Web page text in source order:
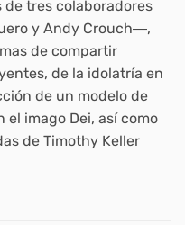
tres colaboradores
y Andy Crouch―,
de compartir
de la idolatría en
de un modelo de
imago Dei, así como
de Timothy Keller